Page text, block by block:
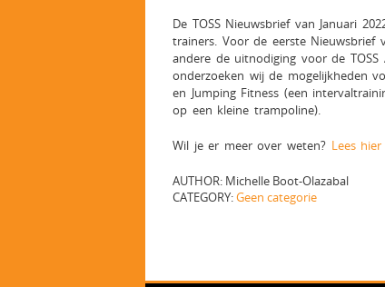
De TOSS Nieuwsbrief van Januari
trainers. Voor de eerste
andere de uitnodiging voor de
onderzoeken wij de mogelijkheden
en Jumping Fitness (een
op een kleine trampoline).
Wil je er meer over weten? Lees hier
AUTHOR: Michelle Boot-Olazabal
CATEGORY:Geen categorie